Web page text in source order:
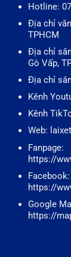
Hotline:
Địa chỉ
TPHCM
Địa chỉ
Gò Vấp,
Địa chỉ
Kênh
Kênh
Web:
Fanpage:
https://
Facebook:
https://
Google
https://